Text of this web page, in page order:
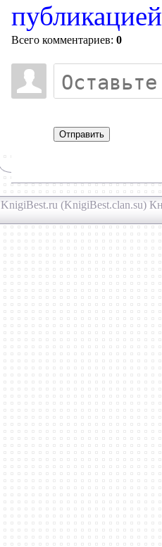
Всего комментариев: 0
Отправить
KnigiBest.ru (KnigiBest.clan.su)